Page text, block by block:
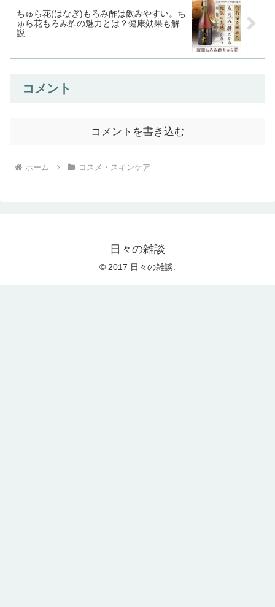
ちゅら花(はなぎ)もろみ酢は飲みやすい。ち
ゅら花もろみ酢の魅力とは？健康効果も解
説
コメント
コメントを書き込む
ホーム コスメ・スキンケア
日々の雑談
© 2017 日々の雑談.